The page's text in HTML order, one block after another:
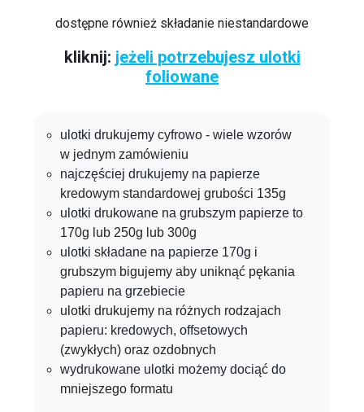
dostępne również składanie niestandardowe
kliknij: jeżeli potrzebujesz ulotki
foliowane
ulotki drukujemy cyfrowo - wiele wzorów
w jednym zamówieniu
najczęściej drukujemy na papierze
kredowym standardowej grubości 135g
ulotki drukowane na grubszym papierze to
170g lub 250g lub 300g
ulotki składane na papierze 170g i
grubszym bigujemy aby uniknąć pękania
papieru na grzebiecie
ulotki drukujemy na różnych rodzajach
papieru: kredowych, offsetowych
(zwykłych) oraz ozdobnych
wydrukowane ulotki możemy dociąć do
mniejszego formatu